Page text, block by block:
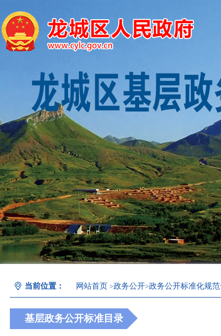
当前位置： 网站首页 >政务公开>政务公开标准化规
基层政务公开标准目录